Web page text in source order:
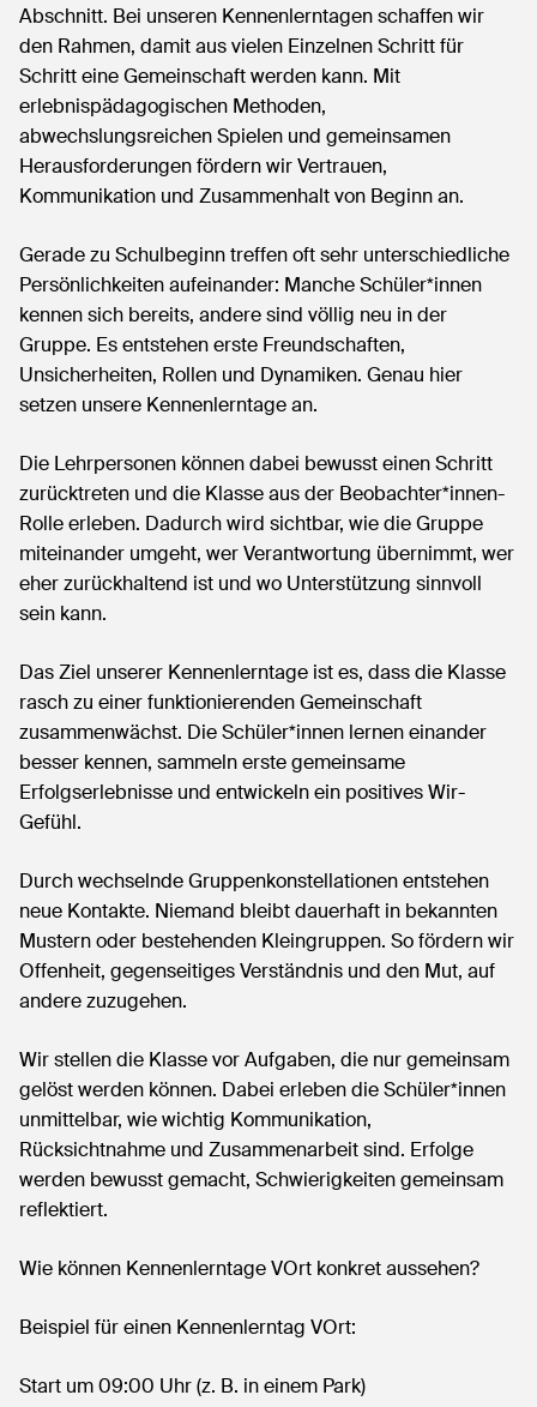
Abschnitt. Bei unseren Kennenlerntagen schaffen wir
den Rahmen, damit aus vielen Einzelnen Schritt für
Schritt eine Gemeinschaft werden kann. Mit
erlebnispädagogischen Methoden,
abwechslungsreichen Spielen und gemeinsamen
Herausforderungen fördern wir Vertrauen,
Kommunikation und Zusammenhalt von Beginn an.
Gerade zu Schulbeginn treffen oft sehr unterschiedliche
Persönlichkeiten aufeinander: Manche Schüler*innen
kennen sich bereits, andere sind völlig neu in der
Gruppe. Es entstehen erste Freundschaften,
Unsicherheiten, Rollen und Dynamiken. Genau hier
setzen unsere Kennenlerntage an.
Die Lehrpersonen können dabei bewusst einen Schritt
zurücktreten und die Klasse aus der Beobachter*innen-
Rolle erleben. Dadurch wird sichtbar, wie die Gruppe
miteinander umgeht, wer Verantwortung übernimmt, wer
eher zurückhaltend ist und wo Unterstützung sinnvoll
sein kann.
Das Ziel unserer Kennenlerntage ist es, dass die Klasse
rasch zu einer funktionierenden Gemeinschaft
zusammenwächst. Die Schüler*innen lernen einander
besser kennen, sammeln erste gemeinsame
Erfolgserlebnisse und entwickeln ein positives Wir-
Gefühl.
Durch wechselnde Gruppenkonstellationen entstehen
neue Kontakte. Niemand bleibt dauerhaft in bekannten
Mustern oder bestehenden Kleingruppen. So fördern wir
Offenheit, gegenseitiges Verständnis und den Mut, auf
andere zuzugehen.
Wir stellen die Klasse vor Aufgaben, die nur gemeinsam
gelöst werden können. Dabei erleben die Schüler*innen
unmittelbar, wie wichtig Kommunikation,
Rücksichtnahme und Zusammenarbeit sind. Erfolge
werden bewusst gemacht, Schwierigkeiten gemeinsam
reflektiert.
Wie können Kennenlerntage VOrt konkret aussehen?
Beispiel für einen Kennenlerntag VOrt:
Start um 09:00 Uhr (z. B. in einem Park)